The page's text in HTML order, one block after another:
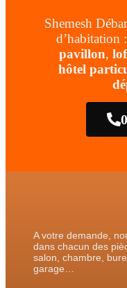
Shemesh
d’habitation :
pavillon,
hôtel
A votre demande,
dans chacun des
salon, chambre,
garage…